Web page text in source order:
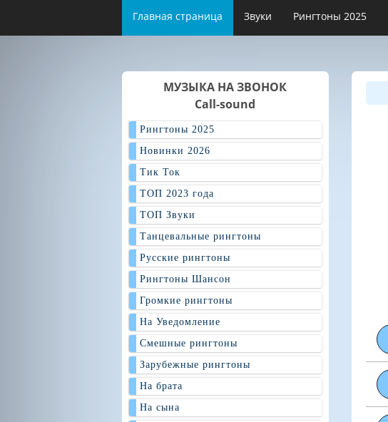
Главная страница Звуки Рингтоны 2025
МУЗЫКА НА ЗВОНОК
Call-sound
Рингтоны 2025
Новинки 2026
Тик Ток
ТОП 2023 года
ТОП Звуки
Танцевальные рингтоны
Русские рингтоны
Рингтоны Шансон
Громкие рингтоны
На Уведомление
Смешные рингтоны
Зарубежные рингтоны
На брата
На сына